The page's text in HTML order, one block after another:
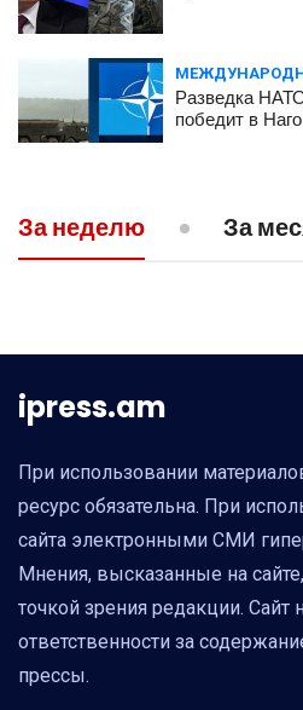
Разведка
победит в
Пашинян
За неделю За
ipress.am
При использовании
ресурс обязательна. При
сайта электронными СМИ
Мнения, высказанные на
точкой зрения редакции. Сайт
ответственности за
прессы.